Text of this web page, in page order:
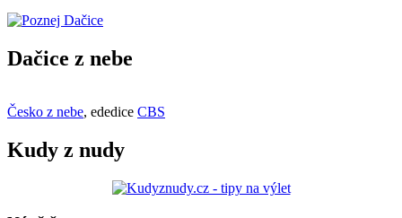
Dačice z nebe
Česko z nebe, ededice CBS
Kudy z nudy